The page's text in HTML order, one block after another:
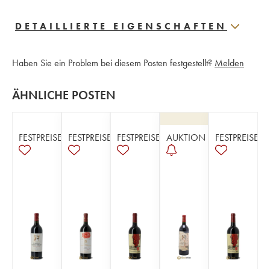
DETAILLIERTE EIGENSCHAFTEN
Haben Sie ein Problem bei diesem Posten festgestellt? Melden
ÄHNLICHE POSTEN
FESTPREISE FESTPREISE FESTPREISE AUKTION FESTPREISE